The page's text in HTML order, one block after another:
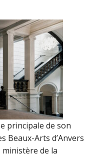
principale de son
Beaux-Arts d’Anvers
de la